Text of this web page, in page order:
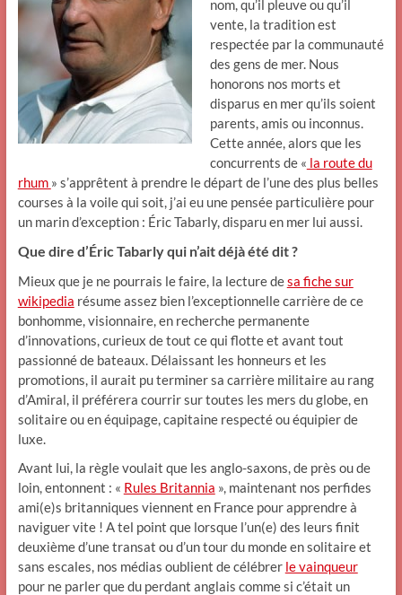
nom, qu’il pleuve ou qu’il
vente, la tradition est
respectée par la communauté
des gens de mer. Nous
honorons nos morts et
disparus en mer qu’ils soient
parents, amis ou inconnus.
Cette année, alors que les
concurrents de « la route du
rhum » s’apprêtent à prendre le départ de l’une des plus belles
courses à la voile qui soit, j’ai eu une pensée particulière pour
un marin d’exception : Éric Tabarly, disparu en mer lui aussi.
Que dire d’Éric Tabarly qui n’ait déjà été dit ?
Mieux que je ne pourrais le faire, la lecture desa fiche sur
wikipedia résume assez bien l’exceptionnelle carrière de ce
bonhomme, visionnaire, en recherche permanente
d’innovations, curieux de tout ce qui flotte et avant tout
passionné de bateaux. Délaissant les honneurs et les
promotions, il aurait pu terminer sa carrière militaire au rang
d’Amiral, il préférera courrir sur toutes les mers du globe, en
solitaire ou en équipage, capitaine respecté ou équipier de
luxe.
Avant lui, la règle voulait que les anglo-saxons, de près ou de
loin, entonnent : « Rules Britannia », maintenant nos perfides
ami(e)s britanniques viennent en France pour apprendre à
naviguer vite ! A tel point que lorsque l’un(e) des leurs finit
deuxième d’une transat ou d’un tour du monde en solitaire et
sans escales, nos médias oublient de célébrer le vainqueur
pour ne parler que du perdant anglais comme si c’était un